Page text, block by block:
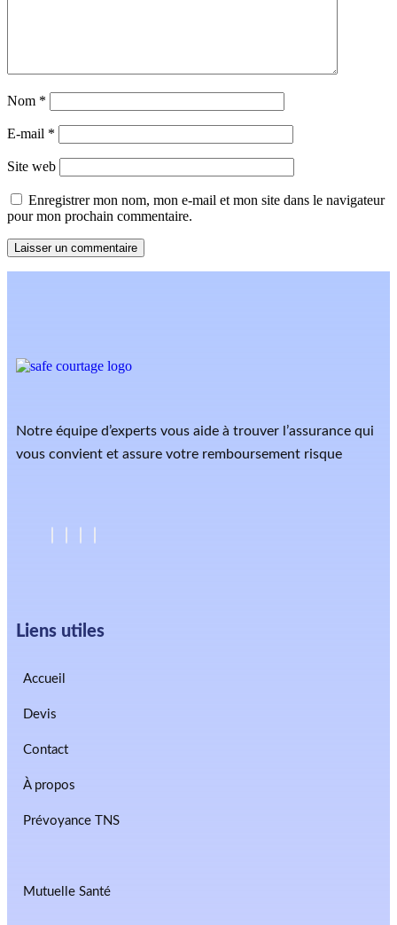
Nom *
E-mail *
Site web
Enregistrer mon nom, mon e-mail et mon site dans le navigateur
pour mon prochain commentaire.
Notre équipe d’experts vous aide à trouver l’assurance qui
vous convient et assure votre remboursement risque
Liens utiles
Accueil
Devis
Contact
À propos
Prévoyance TNS
Mutuelle Santé